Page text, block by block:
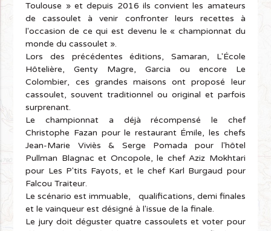
Toulouse » et depuis 2016 ils convient les amateurs
de cassoulet à venir confronter leurs recettes à
l'occasion de ce qui est devenu le « championnat du
monde du cassoulet ».
Lors des précédentes éditions, Samaran, L'École
Hôtelière, Genty Magre, Garcia ou encore Le
Colombier, ces grandes maisons ont proposé leur
cassoulet, souvent traditionnel ou original et parfois
surprenant.
Le championnat a déjà récompensé le chef
Christophe Fazan pour le restaurant Émile, les chefs
Jean-Marie Viviès & Serge Pomada pour l'hôtel
Pullman Blagnac et Oncopole, le chef Aziz Mokhtari
pour Les P'tits Fayots, et le chef Karl Burgaud pour
Falcou Traiteur.
Le scénario est immuable, qualifications, demi finales
et le vainqueur est désigné à l'issue de la finale.
Le jury doit déguster quatre cassoulets et voter pour